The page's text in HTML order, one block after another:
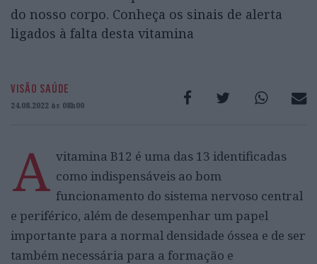
do nosso corpo. Conheça os sinais de alerta
ligados à falta desta vitamina
VISÃO SAÚDE
24.08.2022 às 08h00
A vitamina B12 é uma das 13 identificadas
como indispensáveis ao bom
funcionamento do sistema nervoso central
e periférico, além de desempenhar um papel
importante para a normal densidade óssea e de ser
também necessária para a formação e